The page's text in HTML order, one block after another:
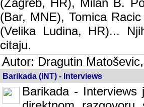
(Zagreb, HR), Milan B.
(Bar, MNE), Tomica
(Velika Ludina, HR)...
citaju.
Autor: Dragutin
Barikada (INT) - Interviews
Barikada -